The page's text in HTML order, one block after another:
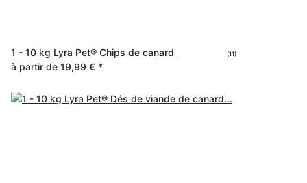
1 - 10 kg Lyra Pet® Chips de canard (11)
à partir de 19,99 € *